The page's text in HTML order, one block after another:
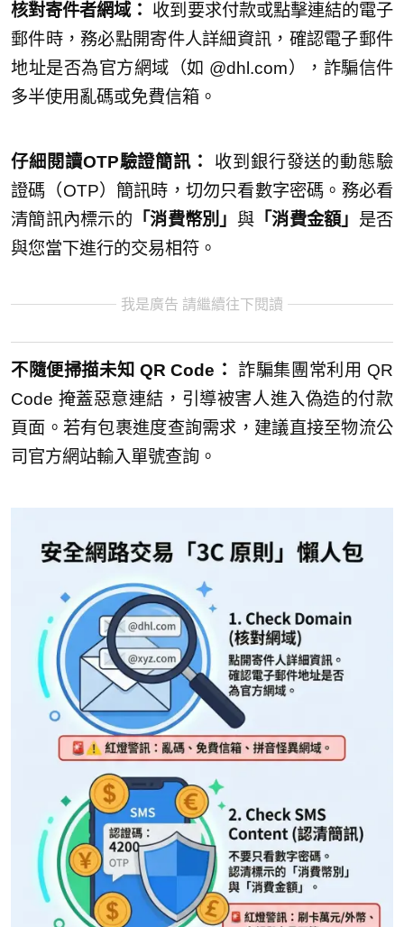
核對寄件者網域：
收到要求付款或點擊連結的電子
郵件時，務必點開寄件人詳細資訊，確認電子郵件
地址是否為官方網域（如 @dhl.com），詐騙信件
多半使用亂碼或免費信箱。
仔細閱讀OTP驗證簡訊： 收到銀行發送的動態驗
證碼（OTP）簡訊時，切勿只看數字密碼。務必看
清簡訊內標示的 「消費幣別」 與 「消費金額」 是否
與您當下進行的交易相符。
我是廣告 請繼續往下閱讀
不隨便掃描未知 QR Code：詐騙集團常利用 QR
Code 掩蓋惡意連結，引導被害人進入偽造的付款
頁面。若有包裹進度查詢需求，建議直接至物流公
司官方網站輸入單號查詢。